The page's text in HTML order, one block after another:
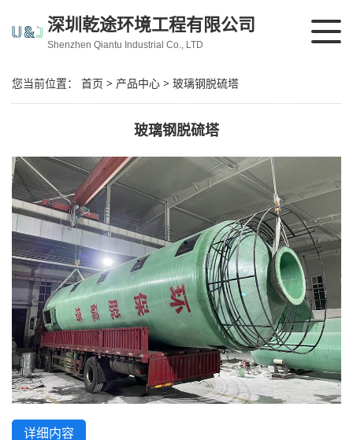
深圳乾途环境工程有限公司
Shenzhen Qiantu Industrial Co., LTD
您当前位置： 首页 > 产品中心 > 玻璃钢脱硫塔
玻璃钢脱硫塔
详细内容